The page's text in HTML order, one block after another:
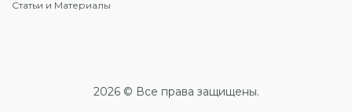
Статьи и Материалы
2026 © Все права защищены.